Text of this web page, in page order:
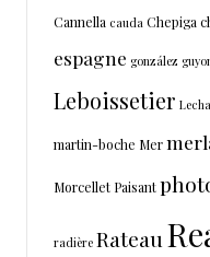
Cannella cauda Chepiga
espagne gonzález
Leboissetier
martin-boche Mer
Morcellet Paisant
radière Rateau